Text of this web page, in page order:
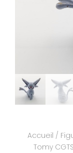
Accueil /
Tomy